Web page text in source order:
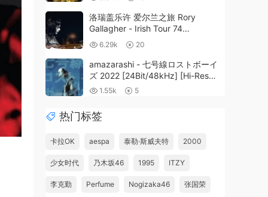
洛瑞盖乐许 爱尔兰之旅 Rory
Gallagher - Irish Tour 74
2011《BDMV 32.3G》
6.29k 20
amazarashi - 七号線ロストボーイ
ズ 2022 [24Bit/48kHz] [Hi-Res
Flac 656MB]
1.55k 5
热门标签
卡拉OK aespa 泰勒·斯威夫特 2000
少女时代 乃木坂46 1995 ITZY
李克勤 Perfume Nogizaka46 张国荣